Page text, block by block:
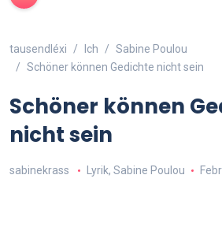
tausendléxi Ich
Sabine Poulou
Schöner können Gedichte nicht sein
Schöner können
nicht sein
sabinekrass Lyrik, Sabine Poulou